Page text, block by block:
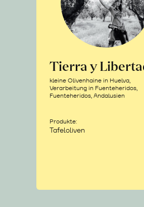
Tierra y
kleine Olivenhaine in Huelva,
Verarbeitung in Fuenteheridos,
Fuenteheridos, Andalusien
Produkte:
Tafeloliven